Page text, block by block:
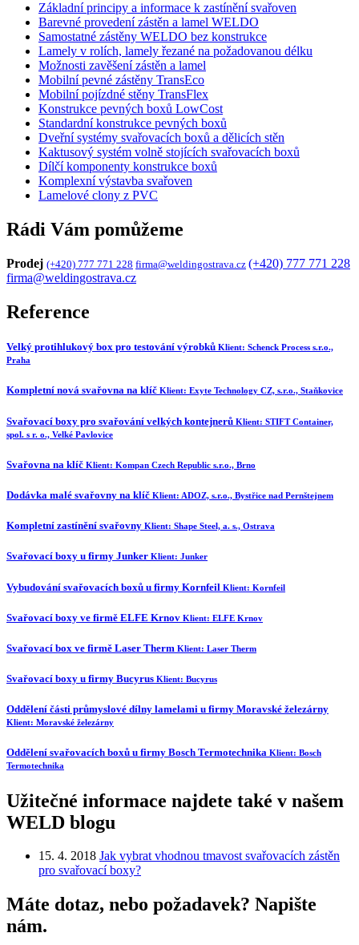
Základní principy a informace k zastínění svařoven
Barevné provedení zástěn a lamel WELDO
Samostatné zástěny WELDO bez konstrukce
Lamely v rolích, lamely řezané na požadovanou délku
Možnosti zavěšení zástěn a lamel
Mobilní pevné zástěny TransEco
Mobilní pojízdné stěny TransFlex
Konstrukce pevných boxů LowCost
Standardní konstrukce pevných boxů
Dveřní systémy svařovacích boxů a dělicích stěn
Kaktusový systém volně stojících svařovacích boxů
Dílčí komponenty konstrukce boxů
Komplexní výstavba svařoven
Lamelové clony z PVC
Rádi Vám pomůžeme
Prodej (+420) 777 771 228 firma@weldingostrava.cz (+420) 777 771 228
firma@weldingostrava.cz
Reference
Velký protihlukový box pro testování výrobků Klient: Schenck Process s.r.o.,
Praha
Kompletní nová svařovna na klíč Klient: Exyte Technology CZ, s.r.o., Staňkovice
Svařovací boxy pro svařování velkých kontejnerů Klient: STIFT Container,
spol. s r. o., Velké Pavlovice
Svařovna na klíč Klient: Kompan Czech Republic s.r.o., Brno
Dodávka malé svařovny na klíč Klient: ADOZ, s.r.o., Bystřice nad Pernštejnem
Kompletní zastínění svařovny Klient: Shape Steel, a. s., Ostrava
Svařovací boxy u firmy Junker Klient: Junker
Vybudování svařovacích boxů u firmy Kornfeil Klient: Kornfeil
Svařovací boxy ve firmě ELFE Krnov Klient: ELFE Krnov
Svařovací box ve firmě Laser Therm Klient: Laser Therm
Svařovací boxy u firmy Bucyrus Klient: Bucyrus
Oddělení části průmyslové dílny lamelami u firmy Moravské železárny
Klient: Moravské železárny
Oddělení svařovacích boxů u firmy Bosch Termotechnika Klient: Bosch
Termotechnika
Užitečné informace najdete také v našem
WELD blogu
15. 4. 2018 Jak vybrat vhodnou tmavost svařovacích zástěn
pro svařovací boxy?
Máte dotaz, nebo požadavek? Napište
nám.